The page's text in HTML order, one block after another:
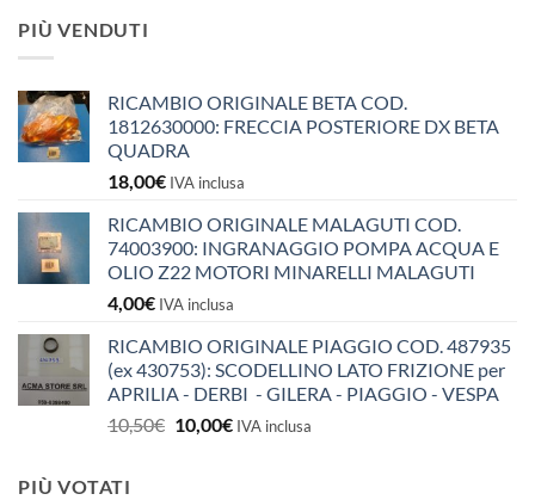
PIÙ VENDUTI
RICAMBIO ORIGINALE BETA COD.
1812630000: FRECCIA POSTERIORE DX BETA
QUADRA
18,00€ IVA inclusa
RICAMBIO ORIGINALE MALAGUTI COD.
74003900: INGRANAGGIO POMPA ACQUA E
OLIO Z22 MOTORI MINARELLI MALAGUTI
4,00€ IVA inclusa
RICAMBIO ORIGINALE PIAGGIO COD. 487935
(ex 430753): SCODELLINO LATO FRIZIONE per
APRILIA - DERBI - GILERA - PIAGGIO - VESPA
10,50€ Il
10,00€IlIVA inclusa
PIÙ VOTATI